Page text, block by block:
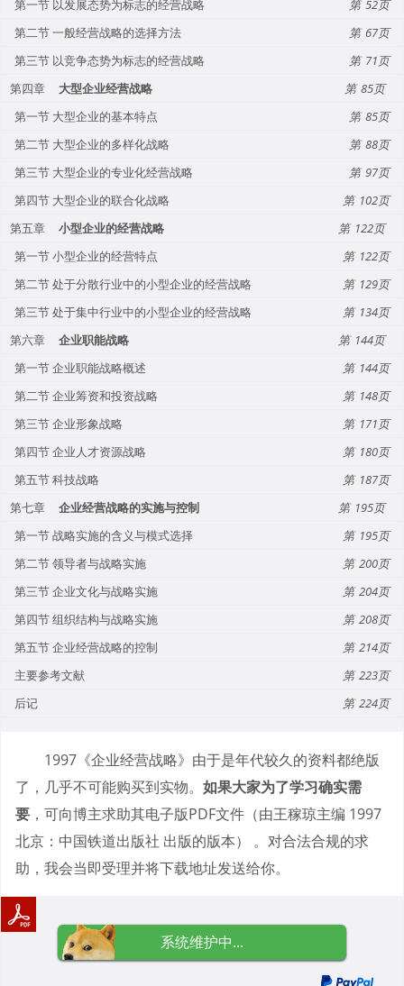
第一节 以发展态势为标志的经营战略
52
第二节 一般经营战略的选择方法
67
第三节 以竞争态势为标志的经营战略
71
第四章
大型企业经营战略
85
第一节 大型企业的基本特点
85
第二节 大型企业的多样化战略
88
第三节 大型企业的专业化经营战略
97
第四节 大型企业的联合化战略
102
第五章
小型企业的经营战略
122
第一节 小型企业的经营特点
122
第二节 处于分散行业中的小型企业的经营战略
129
第三节 处于集中行业中的小型企业的经营战略
134
第六章
企业职能战略
144
第一节 企业职能战略概述
144
第二节 企业筹资和投资战略
148
第三节 企业形象战略
171
第四节 企业人才资源战略
180
第五节 科技战略
187
第七章
企业经营战略的实施与控制
195
第一节 战略实施的含义与模式选择
195
第二节 领导者与战略实施
200
第三节 企业文化与战略实施
204
第四节 组织结构与战略实施
208
第五节 企业经营战略的控制
214
主要参考文献
223
后记
224
1997《企业经营战略》由于是年代较久的资料都绝版
了，几乎不可能购买到实物。 如果大家为了学习确实需
要 ，可向博主求助其电子版PDF文件（由王稼琼主编 1997
北京：中国铁道出版社 出版的版本） 。对合法合规的求
助，我会当即受理并将下载地址发送给你。
系统维护中...